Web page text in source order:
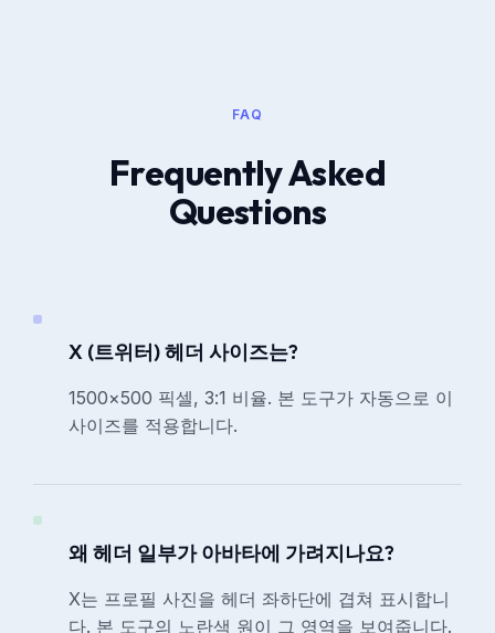
FAQ
Frequently Asked
Questions
X (트위터) 헤더 사이즈는?
1500×500 픽셀, 3:1 비율. 본 도구가 자동으로 이
사이즈를 적용합니다.
왜 헤더 일부가 아바타에 가려지나요?
X는 프로필 사진을 헤더 좌하단에 겹쳐 표시합니
다. 본 도구의 노란색 원이 그 영역을 보여줍니다.